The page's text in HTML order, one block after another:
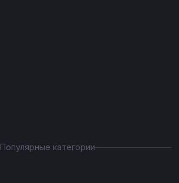
Популярные категории